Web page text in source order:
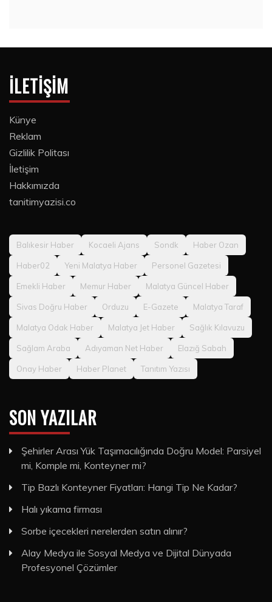
İLETIŞIM
Künye
Reklam
Gizlilik Politası
İletişim
Hakkımızda
tanitimyazisi.co
Balıkesir Haber Kocaeli Ajans Sondk Haber Ozan
Haber02 Yeni Malatya Haber Personel Gazetesi
Emekli Haber Memur Haber Malatya Güncel Haber
Sivas Doğru Haber Orduzu E-Gazete Malatya Taraf
Malatya Odak Haber Malatya Jet Haber Sağlık Kılavuzu
Sağlam Araba Adıyaman Net Haber Elazığ Sabah
Onay Haber Haber Planet Tanıtım Yazısı
SON YAZILAR
Şehirler Arası Yük Taşımacılığında Doğru Model: Parsiyel
mi, Komple mi, Konteyner mi?
Tip Bazlı Konteyner Fiyatları: Hangi Tip Ne Kadar?
Halı yıkama firması
Sorbe içecekleri nerelerden satın alınır?
Alay Medya ile Sosyal Medya ve Dijital Dünyada
Profesyonel Çözümler